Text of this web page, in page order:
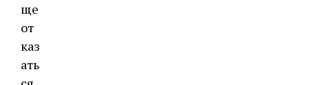
ще
от
каз
ать